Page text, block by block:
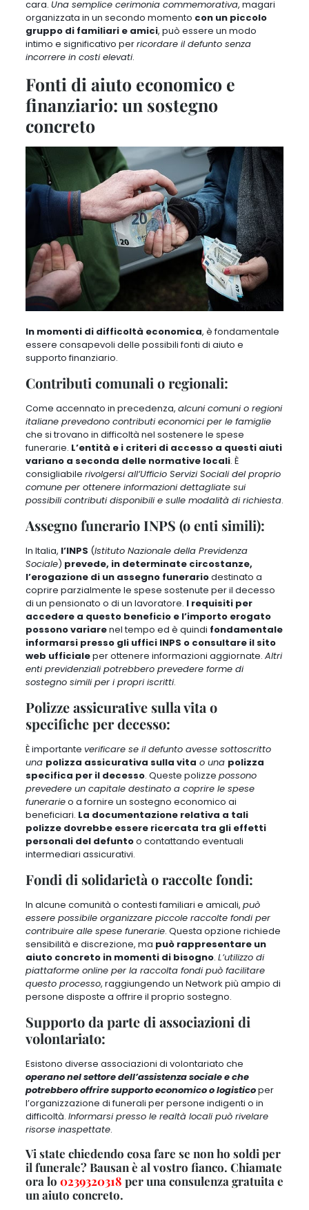
cara. Una semplice cerimonia commemorativa, magari
organizzata in un secondo momento con un piccolo
gruppo di familiari e amici, può essere un modo
intimo e significativo perricordare il defunto senza
incorrere in costi elevati.
Fonti di aiuto economico e
finanziario: un sostegno
concreto
In momenti di difficoltà economica, è fondamentale
essere consapevoli delle possibili fonti di aiuto e
supporto finanziario.
Contributi comunali o regionali:
Come accennato in precedenza, alcuni comuni o regioni
italiane prevedono contributi economici per le famiglie
che si trovano in difficoltà nel sostenere le spese
funerarie. L’entità e i criteri di accesso a questi aiuti
variano a seconda delle normative locali. È
consigliabile rivolgersi all’Ufficio Servizi Sociali del proprio
comune per ottenere informazioni dettagliate sui
possibili contributi disponibili e sulle modalità di richiesta.
Assegno funerario INPS (o enti simili):
In Italia, l’INPS (Istituto Nazionale della Previdenza
Sociale) prevede, in determinate circostanze,
l’erogazione di un assegno funerariodestinato a
coprire parzialmente le spese sostenute per il decesso
di un pensionato o di un lavoratore. I requisiti per
accedere a questo beneficio e l’importo erogato
possono variarenel tempo ed è quindi fondamentale
informarsi presso gli uffici INPS o consultare il sito
web ufficialeper ottenere informazioni aggiornate. Altri
enti previdenziali potrebbero prevedere forme di
sostegno simili per i propri iscritti.
Polizze assicurative sulla vita o
specifiche per decesso:
È importante verificare se il defunto avesse sottoscritto
una polizza assicurativa sulla vita o una polizza
specifica per il decesso. Queste polizze possono
prevedere un capitale destinato a coprire le spese
funerarieo a fornire un sostegno economico ai
beneficiari. La documentazione relativa a tali
polizze dovrebbe essere ricercata tra gli effetti
personali del defuntoo contattando eventuali
intermediari assicurativi.
Fondi di solidarietà o raccolte fondi:
In alcune comunità o contesti familiari e amicali, può
essere possibile organizzare piccole raccolte fondi per
contribuire alle spese funerarie. Questa opzione richiede
sensibilità e discrezione, ma può rappresentare un
aiuto concreto in momenti di bisogno. L’utilizzo di
piattaforme online per la raccolta fondi può facilitare
questo processo, raggiungendo un Network più ampio di
persone disposte a offrire il proprio sostegno.
Supporto da parte di associazioni di
volontariato:
Esistono diverse associazioni di volontariato che
operano nel settore dell’assistenza sociale e che
potrebbero offrire supporto economico o logisticoper
l’organizzazione di funerali per persone indigenti o in
difficoltà. Informarsi presso le realtà locali può rivelare
risorse inaspettate.
Vi state chiedendo cosa fare se non ho soldi per
il funerale? Bausan è al vostro fianco. Chiamate
ora lo 0239320318 per una consulenza gratuita e
un aiuto concreto.